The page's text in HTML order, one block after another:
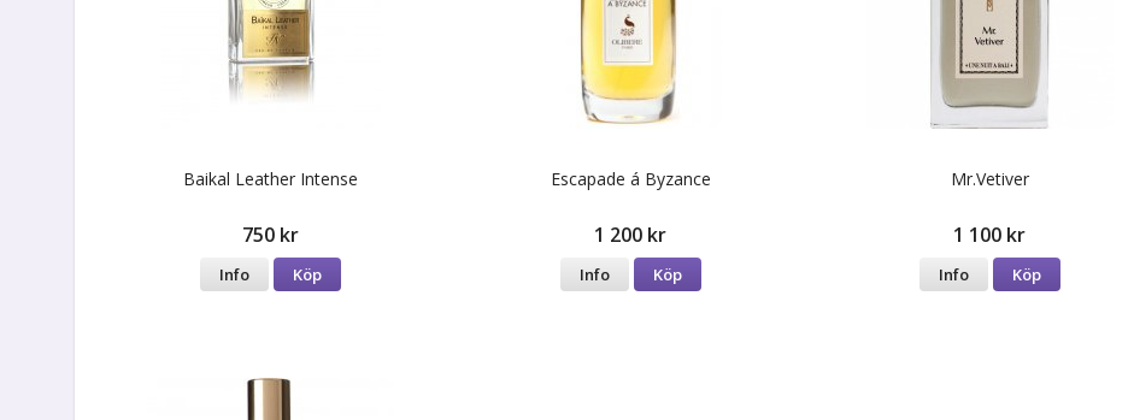
Baikal Leather Intense
750 kr
Info Köp
Escapade á Byzance
1 200 kr
Info Köp
Mr.Vetiver
1 100 kr
Info Köp